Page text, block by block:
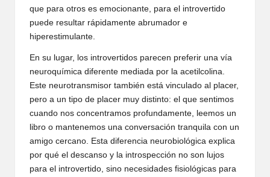
que para otros es emocionante, para el introvertido
puede resultar rápidamente abrumador e
hiperestimulante.
En su lugar, los introvertidos parecen preferir una vía
neuroquímica diferente mediada por la acetilcolina.
Este neurotransmisor también está vinculado al placer,
pero a un tipo de placer muy distinto: el que sentimos
cuando nos concentramos profundamente, leemos un
libro o mantenemos una conversación tranquila con un
amigo cercano. Esta diferencia neurobiológica explica
por qué el descanso y la introspección no son lujos
para el introvertido, sino necesidades fisiológicas para